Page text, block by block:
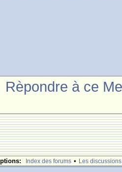
Rèpondre à ce
Index des forums • Les discussions